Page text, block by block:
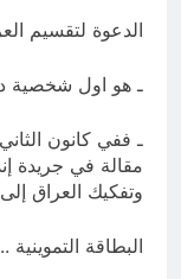
الدعوة لتقسيم
ـ هو اول شخصية
مقالة في جريدة
وتفكيك العراق
البطاقة